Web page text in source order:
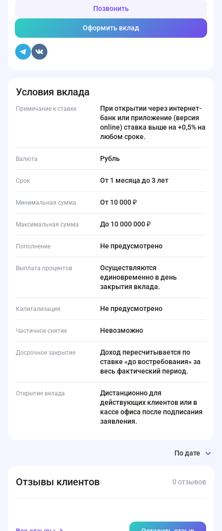
Условия вклада
Примечание к ставке
При открытии через интернет-
банк или приложение (версия
online) ставка выше на +0,5% на
любом сроке.
Валюта Рубль
Срок от 1 месяца до 3 лет
Минимальная сумма от 10 000 ₽
Максимальная сумма до 10 000 000 ₽
Пополнение Не предусмотрено
Выплата процентов
Осуществляются
единовременно в день
закрытия вклада.
Капитализация Не предусмотрено
Частичное снятие Невозможно
Досрочное закрытие
Доход пересчитывается по
ставке «до востребования» за
весь фактический период.
Открытие вклада
Дистанционно для
действующих клиентов или в
кассе офиса после подписания
заявления.
По дате
Отзывы клиентов 0 отзывов
Позвонить
Оформить вклад